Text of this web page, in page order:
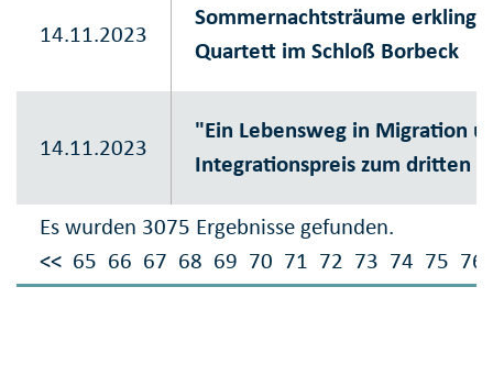
Es wurden 3075 Ergebnisse gefunden.
<< 65 66 67 68 69 70 71 72 73 74 75 76
14.11.2023
Sommernachtsträume
Quartett im Schloß Borbeck
14.11.2023
"Ein Lebensweg in Migration
Integrationspreis zum dritten